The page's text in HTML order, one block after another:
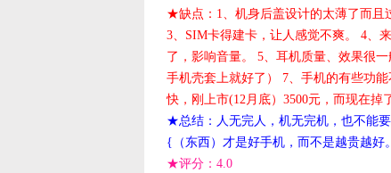
★缺点：1、机身后盖设计的太薄了而且
3、SIM卡得建卡，让人感觉不爽。 4、
了，影响音量。 5、耳机质量、效果很
手机壳套上就好了） 7、手机的有些功
快，刚上市(12月底）3500元，而现在掉
★总结：人无完人，机无完机，也不能
{（东西）才是好手机，而不是越贵越好
★评分： 4.0